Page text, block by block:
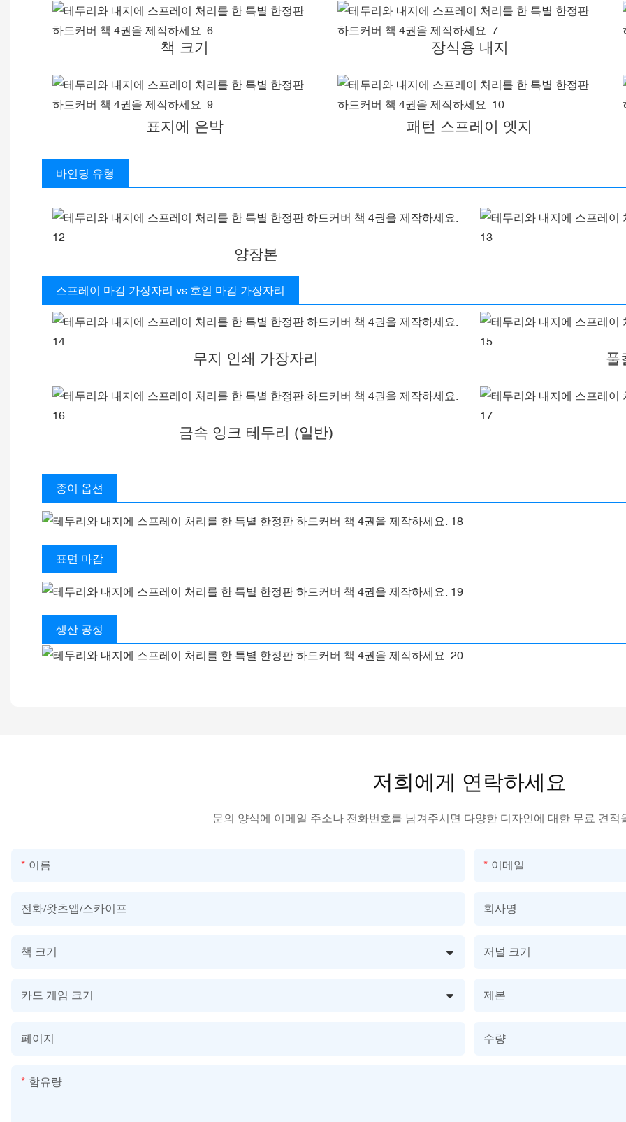
책 크기 장식용 내지
표지에 은박 패턴 스프레이 엣지
바인딩 유형
양장본
스프레이 마감 가장자리 vs 호일 마감 가장자리
무지 인쇄 가장자리 풀
금속 잉크 테두리 (일반)
종이 옵션
표면 마감
생산 공정
저희에게 연락하세요
문의 양식에 이메일 주소나 전화번호를 남겨주시면 다양한 디자인에 대한 무료 견적
이름 이메일
전화/왓츠앱/스카이프 회사명
책 크기 저널 크기
카드 게임 크기 제본
페이지 수량
함유량